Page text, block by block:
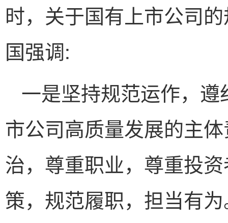
时，关于国有上市公司
国强调:
一是坚持规范运作，
市公司高质量发展的主
治，尊重职业，尊重投
策，规范履职，担当有